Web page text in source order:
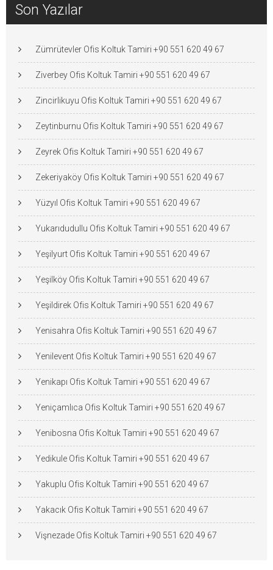
Son Yazılar
Zümrütevler Ofis Koltuk Tamiri +90 551 620 49 67
Ziverbey Ofis Koltuk Tamiri +90 551 620 49 67
Zincirlikuyu Ofis Koltuk Tamiri +90 551 620 49 67
Zeytinburnu Ofis Koltuk Tamiri +90 551 620 49 67
Zeyrek Ofis Koltuk Tamiri +90 551 620 49 67
Zekeriyaköy Ofis Koltuk Tamiri +90 551 620 49 67
Yüzyıl Ofis Koltuk Tamiri +90 551 620 49 67
Yukarıdudullu Ofis Koltuk Tamiri +90 551 620 49 67
Yeşilyurt Ofis Koltuk Tamiri +90 551 620 49 67
Yeşilköy Ofis Koltuk Tamiri +90 551 620 49 67
Yeşildirek Ofis Koltuk Tamiri +90 551 620 49 67
Yenisahra Ofis Koltuk Tamiri +90 551 620 49 67
Yenilevent Ofis Koltuk Tamiri +90 551 620 49 67
Yenikapı Ofis Koltuk Tamiri +90 551 620 49 67
Yeniçamlıca Ofis Koltuk Tamiri +90 551 620 49 67
Yenibosna Ofis Koltuk Tamiri +90 551 620 49 67
Yedikule Ofis Koltuk Tamiri +90 551 620 49 67
Yakuplu Ofis Koltuk Tamiri +90 551 620 49 67
Yakacık Ofis Koltuk Tamiri +90 551 620 49 67
Vişnezade Ofis Koltuk Tamiri +90 551 620 49 67